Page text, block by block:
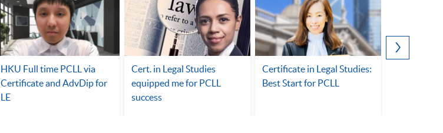
HKU Full time PCLL via
Certificate and AdvDip for
LE
Cert. in Legal Studies
equipped me for PCLL
success
Certificate in Legal Studies:
Best Start for PCLL